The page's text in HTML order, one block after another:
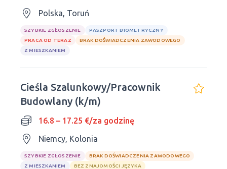
Polska, Toruń
SZYBKIE ZGŁOSZENIE
PASZPORT BIOMETRYCZNY
PRACA OD TERAZ
BRAK DOŚWIADCZENIA ZAWODOWEGO
Z MIESZKANIEM
Cieśla Szalunkowy/Pracownik
Budowlany (k/m)
16.8 – 17.25 €/za godzinę
Niemcy, Kolonia
SZYBKIE ZGŁOSZENIE
BRAK DOŚWIADCZENIA ZAWODOWEGO
Z MIESZKANIEM
BEZ ZNAJOMOŚCI JĘZYKA